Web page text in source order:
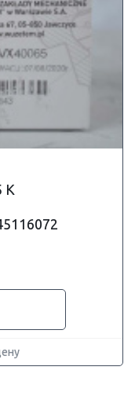
К